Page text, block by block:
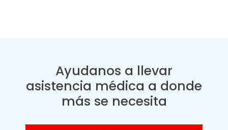
Ayudanos a llevar
asistencia médica a donde
más se necesita